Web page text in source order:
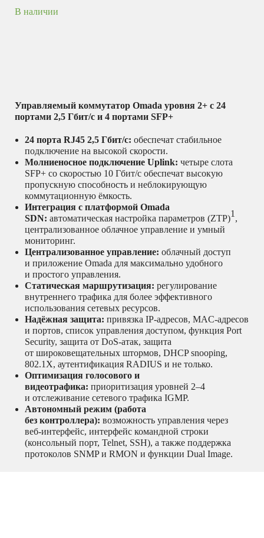
В наличии
Управляемый коммутатор Omada уровня 2+ с 24
портами 2,5 Гбит/с и 4 портами SFP+
24 порта RJ45 2,5 Гбит/с: обеспечат стабильное
подключение на высокой скорости.
Молниеносное подключение Uplink: четыре слота
SFP+ со скоростью 10 Гбит/с обеспечат высокую
пропускную способность и неблокирующую
коммутационную ёмкость.
Интеграция с платформой Omada
SDN: автоматическая настройка параметров (ZTP)1 ,
централизованное облачное управление и умный
мониторинг.
Централизованное управление: облачный доступ
и приложение Omada для максимально удобного
и простого управления.
Статическая маршрутизация: регулирование
внутреннего трафика для более эффективного
использования сетевых ресурсов.
Надёжная защита: привязка IP‑адресов, MAC‑адресов
и портов, список управления доступом, функция Port
Security, защита от DoS‑атак, защита
от широковещательных штормов, DHCP snooping,
802.1X, аутентификация RADIUS и не только.
Оптимизация голосового и
видеотрафика: приоритизация уровней 2–4
и отслеживание сетевого трафика IGMP.
Автономный режим (работа
без контроллера): возможность управления через
веб‑интерфейс, интерфейс командной строки
(консольный порт, Telnet, SSH), а также поддержка
протоколов SNMP и RMON и функции Dual Image.